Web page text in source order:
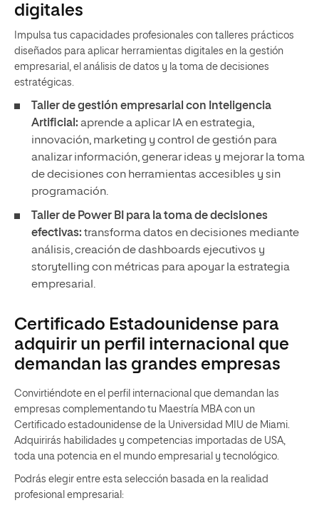
digitales
Impulsa tus capacidades profesionales con talleres prácticos
diseñados para aplicar herramientas digitales en la gestión
empresarial, el análisis de datos y la toma de decisiones
estratégicas.
Taller de gestión empresarial con Inteligencia
Artificial: aprende a aplicar IA en estrategia,
innovación, marketing y control de gestión para
analizar información, generar ideas y mejorar la toma
de decisiones con herramientas accesibles y sin
programación.
Taller de Power BI para la toma de decisiones
efectivas: transforma datos en decisiones mediante
análisis, creación de dashboards ejecutivos y
storytelling con métricas para apoyar la estrategia
empresarial.
Certificado Estadounidense para
adquirir un perfil internacional que
demandan las grandes empresas
Convirtiéndote en el perfil internacional que demandan las
empresas complementando tu Maestría MBA con un
Certificado estadounidense de la Universidad MIU de Miami.
Adquirirás habilidades y competencias importadas de USA,
toda una potencia en el mundo empresarial y tecnológico.
Podrás elegir entre esta selección basada en la realidad
profesional empresarial: